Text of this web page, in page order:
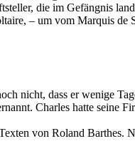
die im Gefängnis
– um vom Marquis de
nicht, dass er wenige
Charles hatte seine
von Roland Barthes.